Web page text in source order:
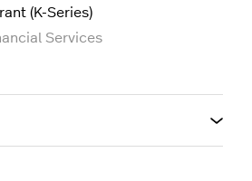
(K-Series)
Services